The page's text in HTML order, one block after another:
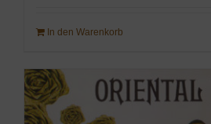
In den Warenkorb